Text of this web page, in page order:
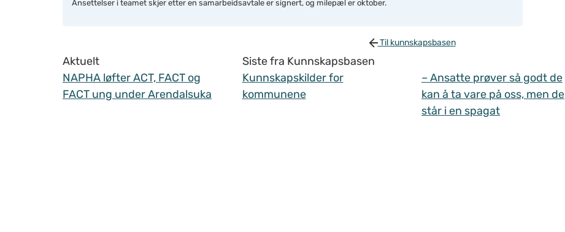
Ansettelser i teamet skjer etter en samarbeidsavtale er signert, og milepæl er oktober.
Til kunnskapsbasen
Aktuelt
NAPHA løfter ACT, FACT og
FACT ung under Arendalsuka
Siste fra Kunnskapsbasen
Kunnskapskilder for
kommunene
– Ansatte prøver så godt de
kan å ta vare på oss, men de
står i en spagat